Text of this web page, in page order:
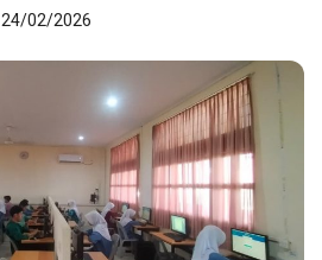
24/02/2026